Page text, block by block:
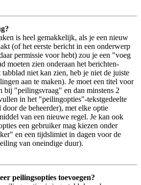
is heel gemakkelijk, als je een nieuw
(of het eerste bericht in een onderwerp
permissie voor hebt) zou je een "voeg
moeten zien onderaan het berichten-
tabblad niet kan zien, heb je niet de juiste
aan te maken). Je moet een titel voor
bij "peilingsvraag" en dan minstens 2
in het "peilingopties"-tekstgedeelte
de beheerder), met elke optie
van een nieuwe regel. Je kan ook
een gebruiker mag kiezen onder
en een tijdslimiet in dagen voor de
van oneindige duur).
peilingsopties toevoegen?